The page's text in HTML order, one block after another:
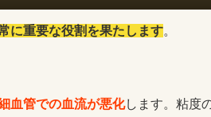
に重要な役割を果たします。
血管での血流が悪化します。粘度